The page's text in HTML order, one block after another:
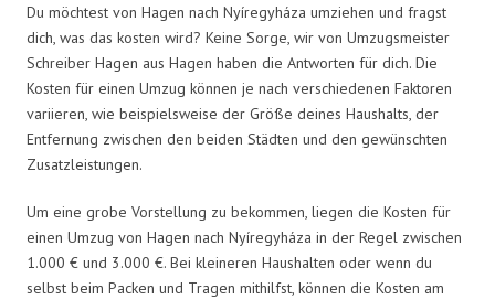
Du möchtest von Hagen nach Nyíregyháza umziehen und fragst
dich, was das kosten wird? Keine Sorge, wir von Umzugsmeister
Schreiber Hagen aus Hagen haben die Antworten für dich. Die
Kosten für einen Umzug können je nach verschiedenen Faktoren
variieren, wie beispielsweise der Größe deines Haushalts, der
Entfernung zwischen den beiden Städten und den gewünschten
Zusatzleistungen.
Um eine grobe Vorstellung zu bekommen, liegen die Kosten für
einen Umzug von Hagen nach Nyíregyháza in der Regel zwischen
1.000 € und 3.000 €. Bei kleineren Haushalten oder wenn du
selbst beim Packen und Tragen mithilfst, können die Kosten am